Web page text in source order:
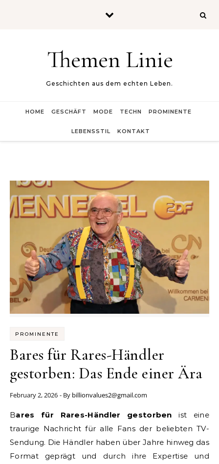
Themen Linie
Geschichten aus dem echten Leben.
HOME GESCHÄFT MODE TECHN PROMINENTE
LEBENSSTIL KONTAKT
PROMINENTE
Bares für Rares-Händler
gestorben: Das Ende einer Ära
February 2, 2026 - By billionvalues2@gmail.com
Bares für Rares-Händler gestorben ist eine
traurige Nachricht für alle Fans der beliebten TV-
Sendung. Die Händler haben über Jahre hinweg das
Format geprägt und durch ihre Expertise und